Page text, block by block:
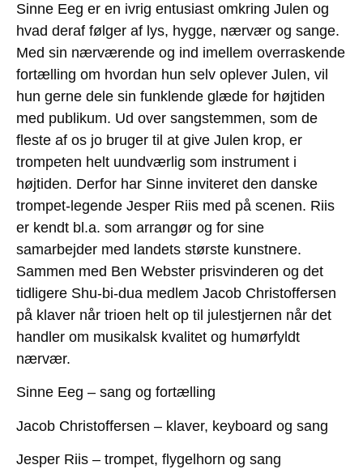
Sinne Eeg er en ivrig entusiast omkring Julen og
hvad deraf følger af lys, hygge, nærvær og sange.
Med sin nærværende og ind imellem overraskende
fortælling om hvordan hun selv oplever Julen, vil
hun gerne dele sin funklende glæde for højtiden
med publikum. Ud over sangstemmen, som de
fleste af os jo bruger til at give Julen krop, er
trompeten helt uundværlig som instrument i
højtiden. Derfor har Sinne inviteret den danske
trompet-legende Jesper Riis med på scenen. Riis
er kendt bl.a. som arrangør og for sine
samarbejder med landets største kunstnere.
Sammen med Ben Webster prisvinderen og det
tidligere Shu-bi-dua medlem Jacob Christoffersen
på klaver når trioen helt op til julestjernen når det
handler om musikalsk kvalitet og humørfyldt
nærvær.
Sinne Eeg – sang og fortælling
Jacob Christoffersen – klaver, keyboard og sang
Jesper Riis – trompet, flygelhorn og sang